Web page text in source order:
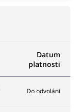
Datum
platnosti
Do odvolání